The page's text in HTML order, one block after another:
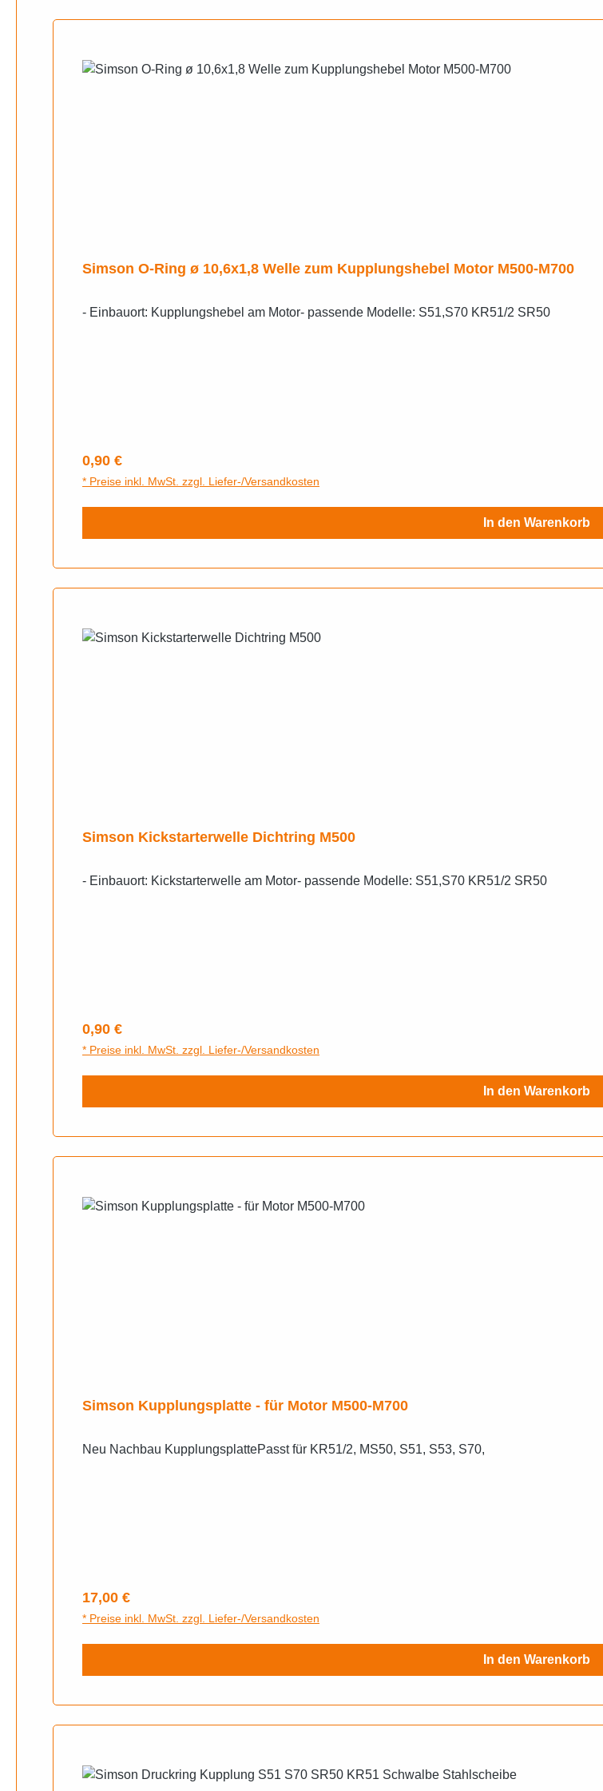
Simson O-Ring ø 10,6x1,8 Welle zum Kupplungshebel Motor M500-M700
- Einbauort: Kupplungshebel am Motor- passende Modelle: S51,S70 KR51/2 SR50
Regulärer Preis:
0,90 €
* Preise inkl. MwSt. zzgl. Liefer-/Versandkosten
In den Warenkorb
Simson Kickstarterwelle Dichtring M500
- Einbauort: Kickstarterwelle am Motor- passende Modelle: S51,S70 KR51/2 SR50
Regulärer Preis:
0,90 €
* Preise inkl. MwSt. zzgl. Liefer-/Versandkosten
In den Warenkorb
Simson Kupplungsplatte - für Motor M500-M700
Neu Nachbau KupplungsplattePasst für KR51/2, MS50, S51, S53, S70,
Regulärer Preis:
17,00 €
* Preise inkl. MwSt. zzgl. Liefer-/Versandkosten
In den Warenkorb